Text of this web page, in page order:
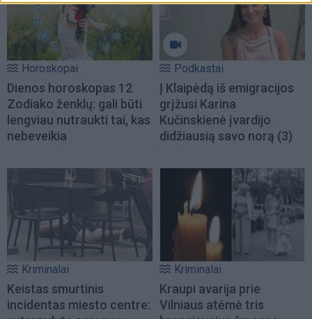
Horoskopai
Dienos horoskopas 12
Zodiako ženklų: gali būti
lengviau nutraukti tai, kas
nebeveikia
Podkastai
Į Klaipėdą iš emigracijos
grįžusi Karina
Kučinskienė įvardijo
didžiausią savo norą (3)
Kriminalai
Keistas smurtinis
incidentas miesto centre:
Kriminalai
Kraupi avarija prie
Vilniaus atėmė tris